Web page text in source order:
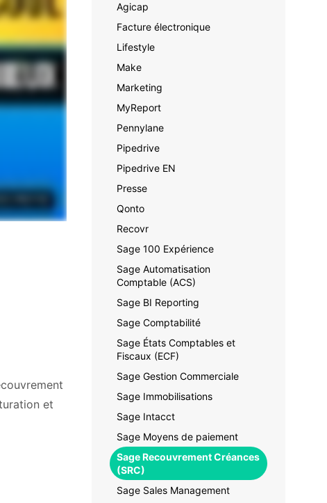
et
Agicap
Facture électronique
Lifestyle
Make
Marketing
MyReport
Pennylane
Pipedrive
Pipedrive EN
Presse
Qonto
Recovr
Sage 100 Expérience
Sage Automatisation
Comptable (ACS)
Sage BI Reporting
Sage Comptabilité
Sage États Comptables et
Fiscaux (ECF)
Sage Gestion Commerciale
Sage Immobilisations
Sage Intacct
Sage Moyens de paiement
Sage Recouvrement Créances
(SRC)
Sage Sales Management